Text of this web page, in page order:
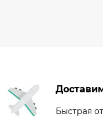
Быстрая